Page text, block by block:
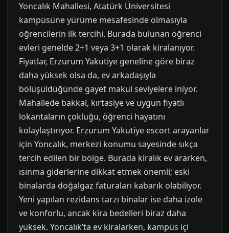
Yoncalık Mahallesi, Atatürk Üniversitesi
kampüsüne yürüme mesafesinde olmasıyla
öğrencilerin ilk tercihi. Burada bulunan öğrenci
evleri genelde 2+1 veya 3+1 olarak kiralanıyor.
Fiyatlar, Erzurum Yakutiye geneline göre biraz
daha yüksek olsa da, ev arkadaşıyla
bölüşüldüğünde gayet makul seviyelere iniyor.
Mahallede bakkal, kırtasiye ve uygun fiyatlı
lokantaların çokluğu, öğrenci hayatını
kolaylaştırıyor. Erzurum Yakutiye escort arayanlar
için Yoncalık, merkezi konumu sayesinde sıkça
tercih edilen bir bölge. Burada kiralık ev ararken,
ısınma giderlerine dikkat etmek önemli; eski
binalarda doğalgaz faturaları kabarık olabiliyor.
Yeni yapılan rezidans tarzı binalar ise daha izole
ve konforlu, ancak kira bedelleri biraz daha
yüksek. Yoncalık’ta ev kiralarken, kampüs içi